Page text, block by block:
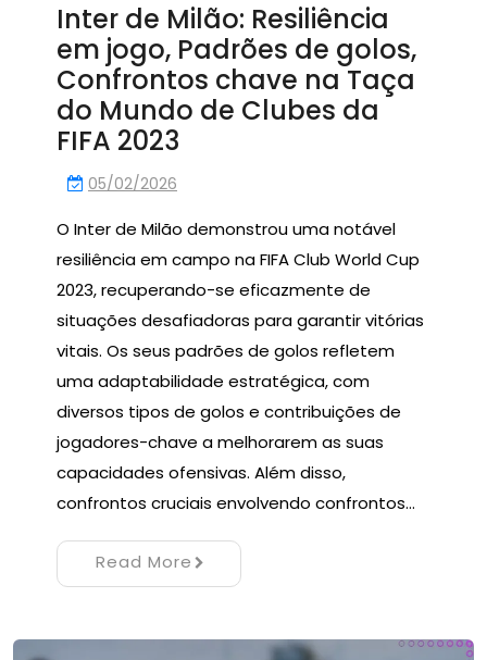
Inter de Milão: Resiliência
em jogo, Padrões de golos,
Confrontos chave na Taça
do Mundo de Clubes da
FIFA 2023
05/02/2026
O Inter de Milão demonstrou uma notável
resiliência em campo na FIFA Club World Cup
2023, recuperando-se eficazmente de
situações desafiadoras para garantir vitórias
vitais. Os seus padrões de golos refletem
uma adaptabilidade estratégica, com
diversos tipos de golos e contribuições de
jogadores-chave a melhorarem as suas
capacidades ofensivas. Além disso,
confrontos cruciais envolvendo confrontos…
Read More